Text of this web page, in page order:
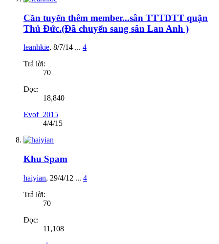
Cần tuyển thêm member...sân TTTDTT quận
Thủ Đức.(Đã chuyển sang sân Lan Anh )
leanhkie, 8/7/14 ... 4
Trả lời:
70
Đọc:
18,840
Evof_2015
4/4/15
Khu Spam
haiyian, 29/4/12 ... 4
Trả lời:
70
Đọc:
11,108